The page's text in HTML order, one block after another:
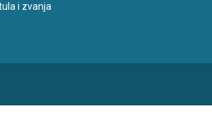
i zvanja